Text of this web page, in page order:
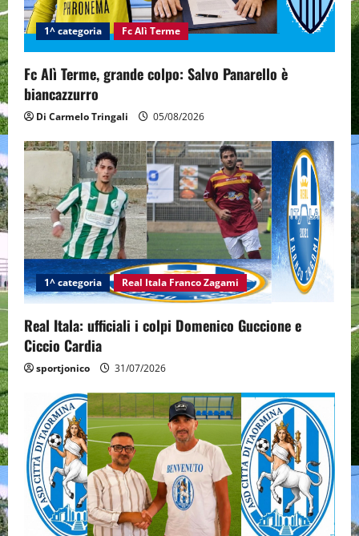
i
o
n
1^ categoria Fc Alì Terme
Fc Alì Terme, grande colpo: Salvo Panarello è
biancazzurro
Di Carmelo Tringali 05/08/2026
1^ categoria Real Itala Franco Zagami
Real Itala: ufficiali i colpi Domenico Guccione e
Ciccio Cardia
sportjonico 31/07/2026